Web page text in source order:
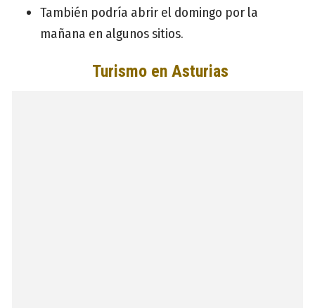
También podría abrir el domingo por la
mañana en algunos sitios.